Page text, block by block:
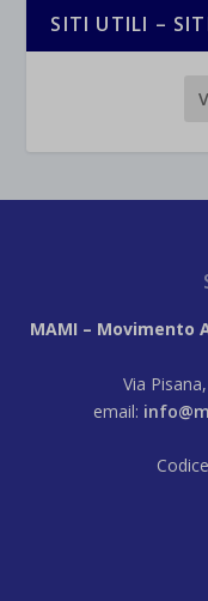
SITI UTILI –
MAMI – Movimento
Via
email: